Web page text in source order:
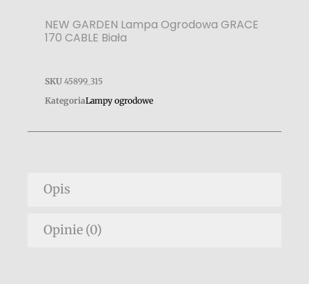
NEW GARDEN Lampa Ogrodowa GRACE
170 CABLE Biała
SKU 45899_315
KategoriaLampy ogrodowe
Opis
Opinie (0)